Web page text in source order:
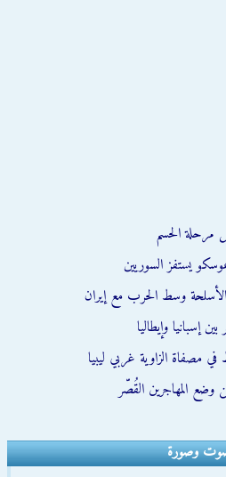
مرحلة الحسم
يستفز السوريين
وسط الحرب مع إيران
إسبانيا وإيطاليا
مصفاة الزاوية غربي ليبيا
وضع المهاجرين القُصّر
وصورة